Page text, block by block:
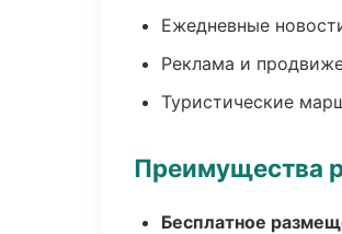
Ежедневные
Реклама и
Туристические
Преимущества
Бесплатное